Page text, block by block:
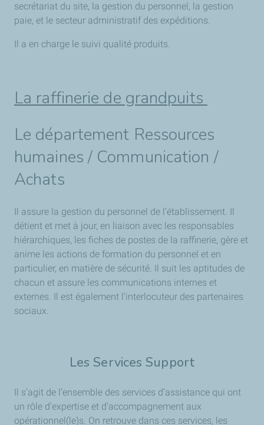
secrétariat du site, la gestion du personnel, la gestion
paie, et le secteur administratif des expéditions.
Il a en charge le suivi qualité produits.
La raffinerie de grandpuits
Le département Ressources
humaines / Communication /
Achats
Il assure la gestion du personnel de l’établissement. Il
détient et met à jour, en liaison avec les responsables
hiérarchiques, les fiches de postes de la raffinerie, gère et
anime les actions de formation du personnel et en
particulier, en matière de sécurité. Il suit les aptitudes de
chacun et assure les communications internes et
externes. Il est également l’interlocuteur des partenaires
sociaux.
Les Services Support
Il s’agit de l’ensemble des services d’assistance qui ont
un rôle d’expertise et d’accompagnement aux
opérationnel(le)s. On retrouve dans ces services, les